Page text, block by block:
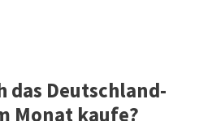
das Deutschland-
Monat kaufe?